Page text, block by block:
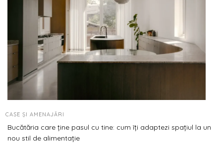
CASE ȘI AMENAJĂRI
Bucătăria care ține pasul cu tine: cum îți adaptezi spațiul la un
nou stil de alimentație